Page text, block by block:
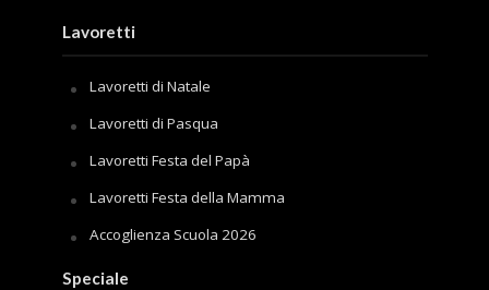
Lavoretti
Lavoretti di Natale
Lavoretti di Pasqua
Lavoretti Festa del Papà
Lavoretti Festa della Mamma
Accoglienza Scuola 2026
Speciale